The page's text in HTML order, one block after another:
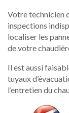
Votre technicien
inspections
localiser les
de votre
Il est aussi
tuyaux
l’entretien du